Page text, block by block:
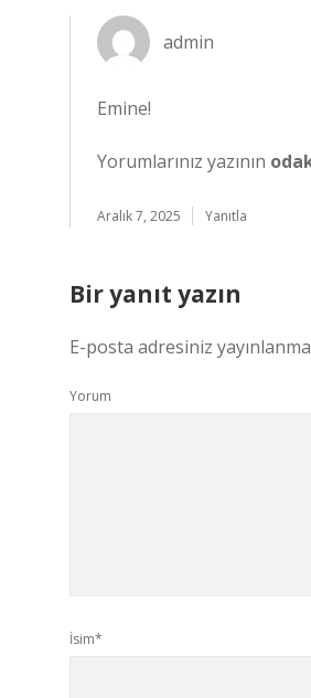
admin
Emine!
Yorumlarınız yazının
Aralık 7, 2025 Yanıtla
Bir yanıt yazın
E-posta adresiniz
Yorum
İsim*